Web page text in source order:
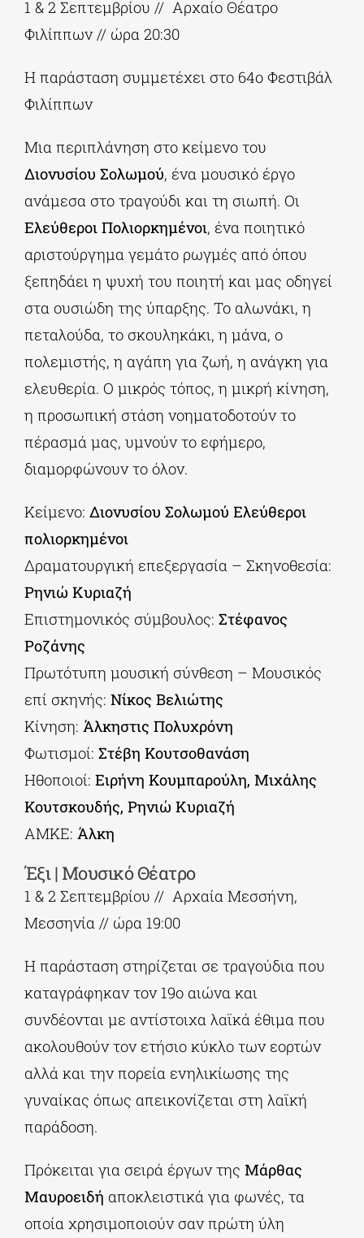
1 & 2 Σεπτεμβρίου // Αρχαίο Θέατρο
Φιλίππων // ώρα 20:30
Η παράσταση συμμετέχει στο 64ο Φεστιβάλ
Φιλίππων
Μια περιπλάνηση στο κείμενο του
Διονυσίου Σολωμού, ένα μουσικό έργο
ανάμεσα στο τραγούδι και τη σιωπή. Οι
Ελεύθεροι Πολιορκημένοι, ένα ποιητικό
αριστούργημα γεμάτο ρωγμές από όπου
ξεπηδάει η ψυχή του ποιητή και μας οδηγεί
στα ουσιώδη της ύπαρξης. Το αλωνάκι, η
πεταλούδα, το σκουληκάκι, η μάνα, ο
πολεμιστής, η αγάπη για ζωή, η ανάγκη για
ελευθερία. Ο μικρός τόπος, η μικρή κίνηση,
η προσωπική στάση νοηματοδοτούν το
πέρασμά μας, υμνούν το εφήμερο,
διαμορφώνουν το όλον.
Κείμενο: Διονυσίου Σολωμού Ελεύθεροι
πολιορκημένοι
Δραματουργική επεξεργασία – Σκηνοθεσία:
Ρηνιώ Κυριαζή
Επιστημονικός σύμβουλος: Στέφανος
Ροζάνης
Πρωτότυπη μουσική σύνθεση – Μουσικός
επί σκηνής: Νίκος Βελιώτης
Κίνηση: Άλκηστις Πολυχρόνη
Φωτισμοί: Στέβη Κουτσοθανάση
Ηθοποιοί: Ειρήνη Κουμπαρούλη, Μιχάλης
Κουτσκουδής, Ρηνιώ Κυριαζή
ΑΜΚΕ: Άλκη
Έξι | Μουσικό Θέατρο
1 & 2 Σεπτεμβρίου // Αρχαία Μεσσήνη,
Μεσσηνία // ώρα 19:00
Η παράσταση στηρίζεται σε τραγούδια που
καταγράφηκαν τον 19ο αιώνα και
συνδέονται με αντίστοιχα λαϊκά έθιμα που
ακολουθούν τον ετήσιο κύκλο των εορτών
αλλά και την πορεία ενηλικίωσης της
γυναίκας όπως απεικονίζεται στη λαϊκή
παράδοση.
Πρόκειται για σειρά έργων της Μάρθας
Μαυροειδή αποκλειστικά για φωνές, τα
οποία χρησιμοποιούν σαν πρώτη ύλη